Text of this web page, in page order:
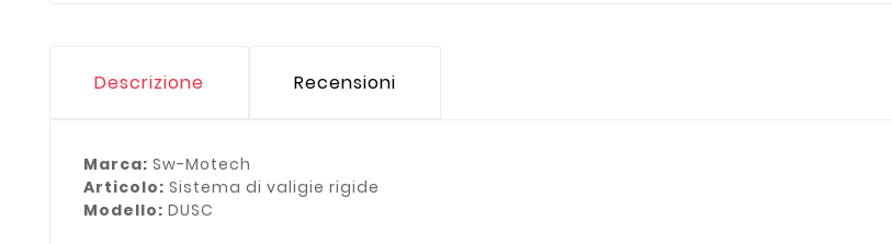
Descrizione Recensioni
Marca: Sw-Motech
Articolo: Sistema di valigie rigide
Modello: DUSC